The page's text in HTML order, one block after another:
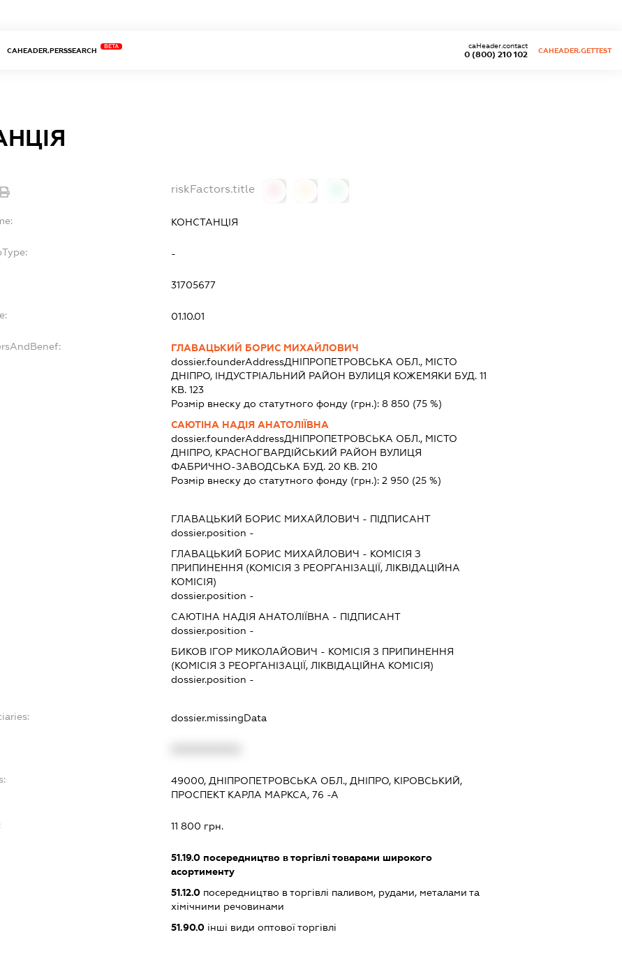
CAHEADER.PERSSEARCH
BETA
0 (800) 210 102
caHeader.contact
CAHEADER.GETTEST
riskFactors.title
КОНСТАНЦІЯ
-
31705677
01.10.01
ГЛАВАЦЬКИЙ БОРИС МИХАЙЛОВИЧ
dossier.founderAddressДНІПРОПЕТРОВСЬКА ОБЛ., МІСТО
ДНІПРО, ІНДУСТРІАЛЬНИЙ РАЙОН ВУЛИЦЯ КОЖЕМЯКИ БУД. 11
КВ. 123
Розмір внеску до статутного фонду (грн.):8 850 (75 %)
САЮТІНА НАДІЯ АНАТОЛІЇВНА
dossier.founderAddressДНІПРОПЕТРОВСЬКА ОБЛ., МІСТО
ДНІПРО, КРАСНОГВАРДІЙСЬКИЙ РАЙОН ВУЛИЦЯ
ФАБРИЧНО-ЗАВОДСЬКА БУД. 20 КВ. 210
Розмір внеску до статутного фонду (грн.):2 950 (25 %)
ГЛАВАЦЬКИЙ БОРИС МИХАЙЛОВИЧ - ПІДПИСАНТ
dossier.position -
ГЛАВАЦЬКИЙ БОРИС МИХАЙЛОВИЧ - КОМІСІЯ З
ПРИПИНЕННЯ (КОМІСІЯ З РЕОРГАНІЗАЦІЇ, ЛІКВІДАЦІЙНА
КОМІСІЯ)
dossier.position -
САЮТІНА НАДІЯ АНАТОЛІЇВНА - ПІДПИСАНТ
dossier.position -
БИКОВ ІГОР МИКОЛАЙОВИЧ - КОМІСІЯ З ПРИПИНЕННЯ
(КОМІСІЯ З РЕОРГАНІЗАЦІЇ, ЛІКВІДАЦІЙНА КОМІСІЯ)
dossier.position -
dossier.missingData
49000, ДНІПРОПЕТРОВСЬКА ОБЛ., ДНІПРО, КІРОВСЬКИЙ,
ПРОСПЕКТ КАРЛА МАРКСА, 76 -А
11 800 грн.
51.19.0 посередництво в торгівлі товарами широкого
асортименту
51.12.0 посередництво в торгівлі паливом, рудами, металами та
хімічними речовинами
51.90.0 інші види оптової торгівлі